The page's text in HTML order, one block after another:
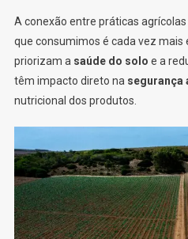
A conexão entre práticas
que consumimos é cada vez mais
priorizam a saúde do solo e a
têm impacto direto na segurança
nutricional dos produtos.